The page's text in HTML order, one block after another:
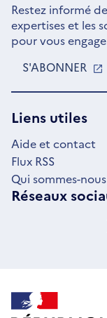
Restez informé
expertises et les
pour vous
S'ABONNER
Liens utiles
Aide et contact
Flux RSS
Qui sommes-
Réseaux